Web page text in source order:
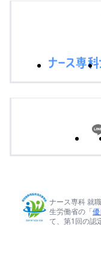
ナース専科 就
生労働省の「
て、第1回の認